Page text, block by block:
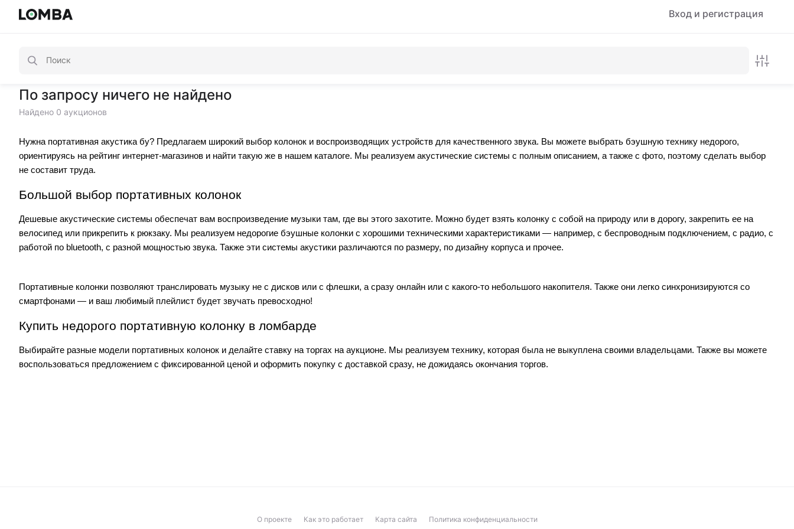
Вход и регистрация
По запросу ничего не найдено
Найдено 0 аукционов
Нужна портативная акустика бу? Предлагаем широкий выбор колонок и воспроизводящих устройств для качественного звука. Вы можете выбрать бэушную технику недорого,
ориентируясь на рейтинг интернет-магазинов и найти такую же в нашем каталоге. Мы реализуем акустические системы с полным описанием, а также с фото, поэтому сделать выбор
не составит труда.
Большой выбор портативных колонок
Дешевые акустические системы обеспечат вам воспроизведение музыки там, где вы этого захотите. Можно будет взять колонку с собой на природу или в дорогу, закрепить ее на
велосипед или прикрепить к рюкзаку. Мы реализуем недорогие бэушные колонки с хорошими техническими характеристиками — например, с беспроводным подключением, с радио, с
работой по bluetooth, с разной мощностью звука. Также эти системы акустики различаются по размеру, по дизайну корпуса и прочее.
Портативные колонки позволяют транслировать музыку не с дисков или с флешки, а сразу онлайн или с какого-то небольшого накопителя. Также они легко синхронизируются со
смартфонами — и ваш любимый плейлист будет звучать превосходно!
Купить недорого портативную колонку в ломбарде
Выбирайте разные модели портативных колонок и делайте ставку на торгах на аукционе. Мы реализуем технику, которая была не выкуплена своими владельцами. Также вы можете
воспользоваться предложением с фиксированной ценой и оформить покупку с доставкой сразу, не дожидаясь окончания торгов.
О проекте Как это работает Карта сайта Политика конфиденциальности